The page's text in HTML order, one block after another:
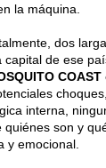
la máquina.
dos
de ese
COAST
interna,
son y
y emocional.